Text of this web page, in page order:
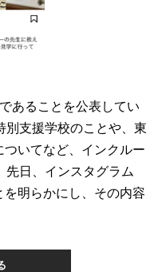
あることを公表してい
別支援学校のことや、東
いてなど、インクルー
先日、インスタグラム
明らかにし、その内容